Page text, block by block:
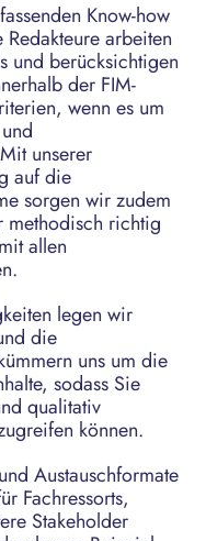
Know-how
arbeiten
und berücksichtigen
der FIM-
wenn es um
unserer
auf die
sorgen wir zudem
methodisch richtig
allen
legen wir
die
uns um die
sodass Sie
qualitativ
können.
Austauschformate
Fachressorts,
Stakeholder